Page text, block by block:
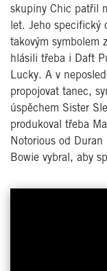
skupiny Chic patřil
let. Jeho specifický
takovým symbolem
hlásili třeba i Daft
Lucky. A v
propojovat tanec,
úspěchem Sister
produkoval třeba
Notorious od
Bowie vybral, aby